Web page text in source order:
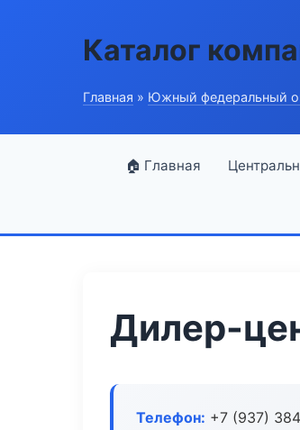
Каталог
Главная » Южный федеральный
🏠 Главная
Дилер-
Телефон: +7 (937)